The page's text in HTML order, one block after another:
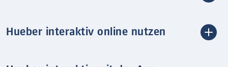
Hueber interaktiv online nutzen